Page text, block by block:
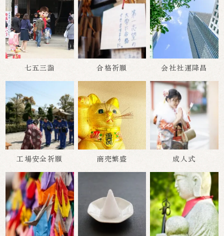
七五三詣 合格祈願 会社社運降昌
工場安全祈願 商売繁盛 成人式